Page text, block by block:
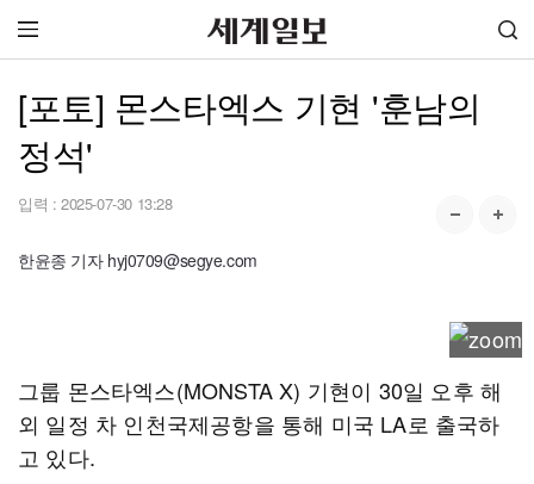
[포토] 몬스타엑스 기현 '훈남의
정석'
입력 : 2025-07-30 13:28
한윤종 기자 hyj0709@segye.com
그룹 몬스타엑스(MONSTA X) 기현이 30일 오후 해
외 일정 차 인천국제공항을 통해 미국 LA로 출국하
고 있다.